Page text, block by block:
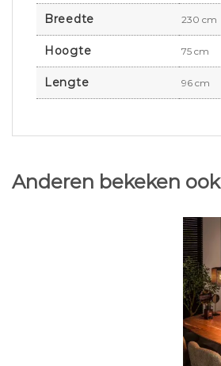
Breedte 230 cm
Hoogte 75 cm
Lengte 96 cm
Anderen bekeken ook